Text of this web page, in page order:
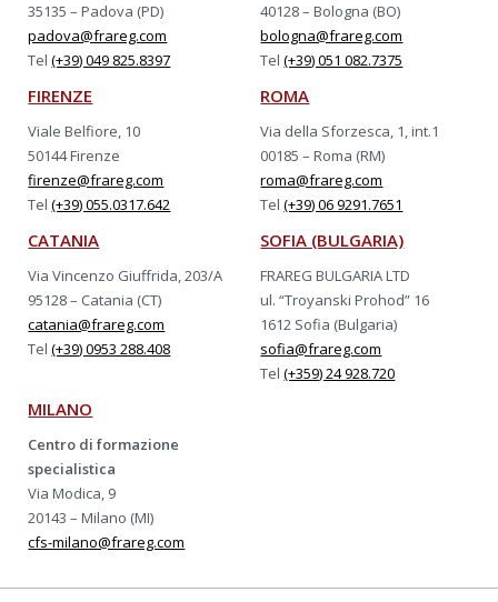
35135 – Padova (PD)
padova@frareg.com
Tel(+39) 049 825.8397
40128 – Bologna (BO)
bologna@frareg.com
Tel(+39) 051 082.7375
FIRENZE
Viale Belfiore, 10
50144 Firenze
firenze@frareg.com
Tel(+39) 055.0317.642
ROMA
Via della Sforzesca, 1, int.1
00185 – Roma (RM)
roma@frareg.com
Tel(+39) 06 9291.7651
CATANIA
Via Vincenzo Giuffrida, 203/A
95128 – Catania (CT)
catania@frareg.com
Tel(+39) 0953 288.408
SOFIA (BULGARIA)
FRAREG BULGARIA LTD
ul. “Troyanski Prohod” 16
1612 Sofia (Bulgaria)
sofia@frareg.com
Tel(+359) 24 928.720
MILANO
Centro di formazione
specialistica
Via Modica, 9
20143 – Milano (MI)
cfs-milano@frareg.com